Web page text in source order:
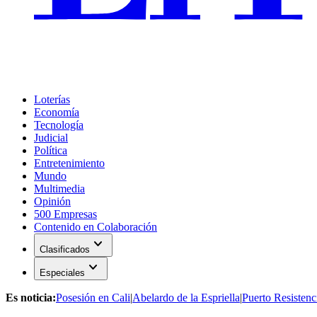
Loterías
Economía
Tecnología
Judicial
Política
Entretenimiento
Mundo
Multimedia
Opinión
500 Empresas
Contenido en Colaboración
Clasificados expand_more
Especiales expand_more
Es noticia:Posesión en Cali|Abelardo de la Espriella|Puerto